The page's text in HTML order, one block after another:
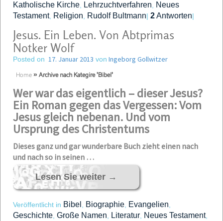
Katholische Kirche Lehrzuchtverfahren
Neues
Testament, Religion Rudolf Bultmann| 2Antworten|
Jesus. Ein Leben. Von Abtprimas
Notker Wolf
Posted on 17. Januar 2013 von Ingeborg Gollwitzer
Home » Archive nach Kategire 'Bibel'
Wer war das eigentlich – dieser Jesus?
Ein Roman gegen das Vergessen: Vom
Jesus gleich nebenan. Und vom
Ursprung des Christentums
Dieses ganz und gar wunderbare Buch zieht einen nach
und nach so in seinen …
Lesen Sie weiter →
Veröffentlicht in Bibel Biographie Evangelien
Geschichte Große Namen Literatur Neues Testament,